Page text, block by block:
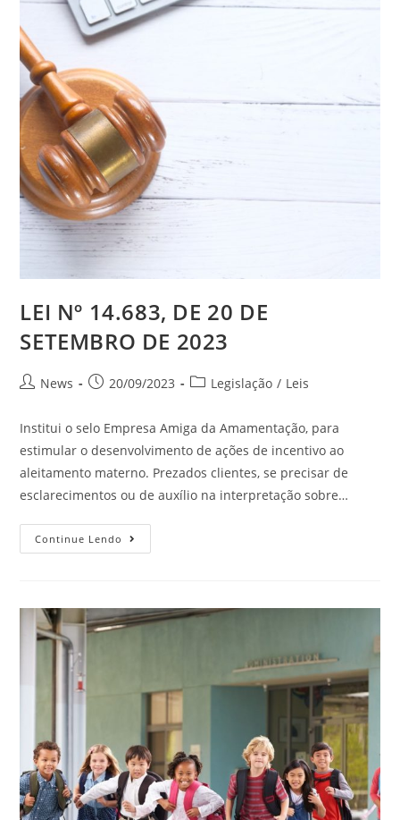
LEI Nº 14.683, DE 20 DE
SETEMBRO DE 2023
News 20/09/2023 Legislação / Leis
Institui o selo Empresa Amiga da Amamentação, para
estimular o desenvolvimento de ações de incentivo ao
aleitamento materno. Prezados clientes, se precisar de
esclarecimentos ou de auxílio na interpretação sobre…
Continue Lendo